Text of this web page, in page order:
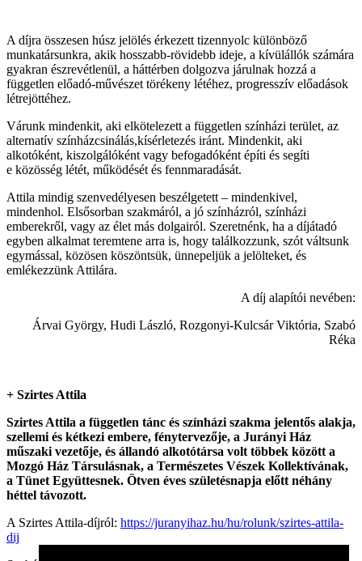
A díjra összesen húsz jelölés érkezett tizennyolc különböző
munkatársunkra, akik hosszabb-rövidebb ideje, a kívülállók számára
gyakran észrevétlenül, a háttérben dolgozva járulnak hozzá a
független előadó-művészet törékeny létéhez, progresszív előadások
létrejöttéhez.
Várunk mindenkit, aki elkötelezett a független színházi terület, az
alternatív színházcsinálás,kísérletezés iránt. Mindenkit, aki
alkotóként, kiszolgálóként vagy befogadóként építi és segíti
e közösség létét, működését és fennmaradását.
Attila mindig szenvedélyesen beszélgetett – mindenkivel,
mindenhol. Elsősorban szakmáról, a jó színházról, színházi
emberekről, vagy az élet más dolgairól. Szeretnénk, ha a díjátadó
egyben alkalmat teremtene arra is, hogy találkozzunk, szót váltsunk
egymással, közösen köszöntsük, ünnepeljük a jelölteket, és
emlékezzünk Attilára.
A díj alapítói nevében:
Árvai György, Hudi László, Rozgonyi-Kulcsár Viktória, Szabó
Réka
+ Szirtes Attila
Szirtes Attila a független tánc és színházi szakma jelentős alakja,
szellemi és kétkezi embere, fénytervezője, a Jurányi Ház
műszaki vezetője, és állandó alkotótársa volt többek között a
Mozgó Ház Társulásnak, a Természetes Vészek Kollektívának,
a Tünet Együttesnek. Ötven éves születésnapja előtt néhány
héttel távozott.
A Szirtes Attila-díjról: https://juranyihaz.hu/hu/rolunk/szirtes-attila-
dij